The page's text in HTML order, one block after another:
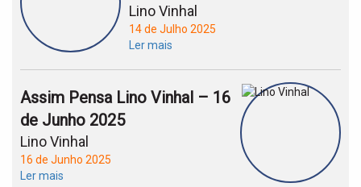
Lino Vinhal
14 de Julho 2025
Ler mais
Assim Pensa Lino Vinhal – 16
de Junho 2025
Lino Vinhal
16 de Junho 2025
Ler mais